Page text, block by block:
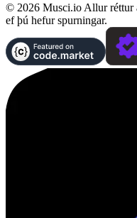
© 2026 Musci.io Allur réttur
ef þú hefur spurningar.